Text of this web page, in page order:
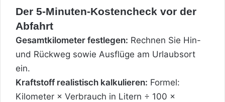
Der 5-Minuten-Kostencheck vor der
Abfahrt
Gesamtkilometer festlegen: Rechnen Sie Hin-
und Rückweg sowie Ausflüge am Urlaubsort
ein.
Kraftstoff realistisch kalkulieren: Formel:
Kilometer × Verbrauch in Litern ÷ 100 ×